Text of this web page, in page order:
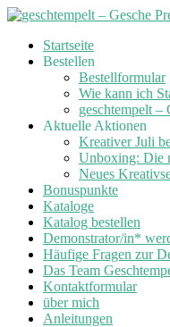
Skip
Startseite
Bestellen
Bestellformular
Wie kann ich
geschtempelt –
Aktuelle Aktionen
Kreativer Juli
Unboxing: Die
Neues
Bonuspunkte
Kataloge
Katalog bestellen
Demonstrator/in*
Häufige Fragen zur
Das Team
Kontaktformular
über mich
Anleitungen